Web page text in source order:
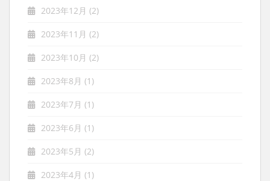
2023年12月 (2)
2023年11月 (2)
2023年10月 (2)
2023年8月 (1)
2023年7月 (1)
2023年6月 (1)
2023年5月 (2)
2023年4月 (1)